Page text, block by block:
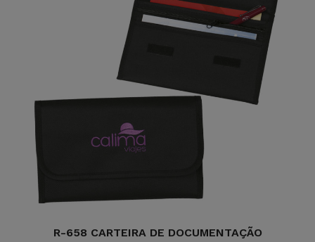
R-658 CARTEIRA DE DOCUMENTAÇÃO